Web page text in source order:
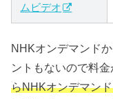
ムビデオ
NHKオンデマンド
ントもないので料
らNHKオンデマン